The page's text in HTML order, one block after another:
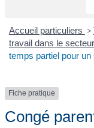
Accueil particuliers >
travail dans le
temps partiel pour
Fiche pratique
Congé